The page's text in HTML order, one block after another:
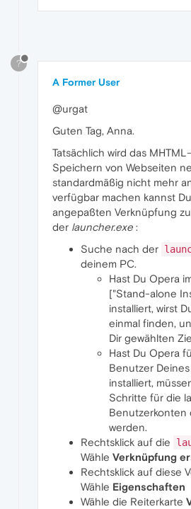
?
A Former User
@urgat
Guten Tag, Anna.
Tatsächlich wird das
Speichern von Webseiten
standardmäßig nicht mehr
verfügbar machen kannst
angepaßten Verknüpfung
der launcher.exe :
Suche nach der
deinem PC.
Hast Du Opera
["Stand-alone
installiert, wirst
einmal finden,
Dir gewählten
Hast Du Opera
Benutzer
installiert,
Schritte für die
werden.
Rechtsklick auf die
Wähle Verknüpfung
Rechtsklick auf diese
Wähle Eigenschaften
Wähle die Reiterkarte